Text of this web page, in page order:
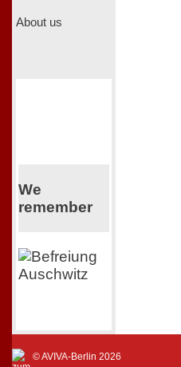
About us
We
remember
© AVIVA-Berlin 2026